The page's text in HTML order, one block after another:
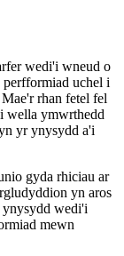
wedi'i wneud o
uchel i
rhan fetel fel
wella ymwrthedd
yr ynysydd a'i
gyda rhiciau ar
yn aros
wedi'i
mewn